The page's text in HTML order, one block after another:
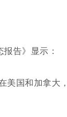
报告》显示：
美国和加拿大